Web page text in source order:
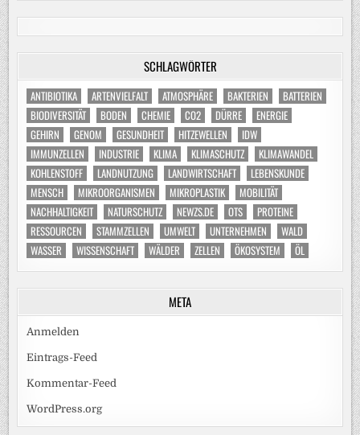
SCHLAGWÖRTER
ANTIBIOTIKA ARTENVIELFALT ATMOSPHÄRE BAKTERIEN
BATTERIEN
BIODIVERSITÄT
BODEN CHEMIE CO2 DÜRRE
ENERGIE
GEHIRN
GENOM GESUNDHEIT HITZEWELLEN
IDW
IMMUNZELLEN
INDUSTRIE KLIMA KLIMASCHUTZ
KLIMAWANDEL
KOHLENSTOFF
LANDNUTZUNG LANDWIRTSCHAFT
LEBENSKUNDE
MENSCH
MIKROORGANISMEN MIKROPLASTIK
MOBILITÄT
NACHHALTIGKEIT
NATURSCHUTZ NEWZS.DE OTS
PROTEINE
RESSOURCEN
STAMMZELLEN UMWELT UNTERNEHMEN
WALD
WASSER
WISSENSCHAFT WÄLDER ZELLEN ÖKOSYSTEM ÖL
META
Anmelden
Eintrags-Feed
Kommentar-Feed
WordPress.org